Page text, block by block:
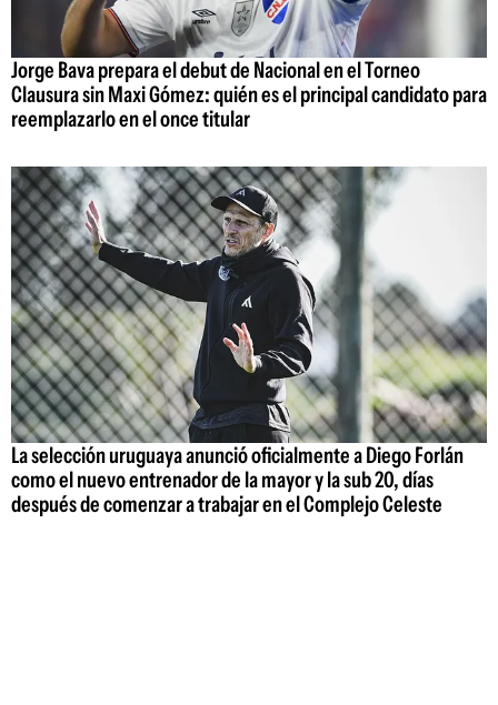
Jorge Bava prepara el debut de Nacional en el Torneo
Clausura sin Maxi Gómez: quién es el principal candidato para
reemplazarlo en el once titular
La selección uruguaya anunció oficialmente a Diego Forlán
como el nuevo entrenador de la mayor y la sub 20, días
después de comenzar a trabajar en el Complejo Celeste